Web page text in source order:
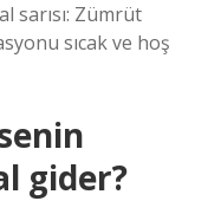
sarısı: Zümrüt
sıcak ve hoş
gider?